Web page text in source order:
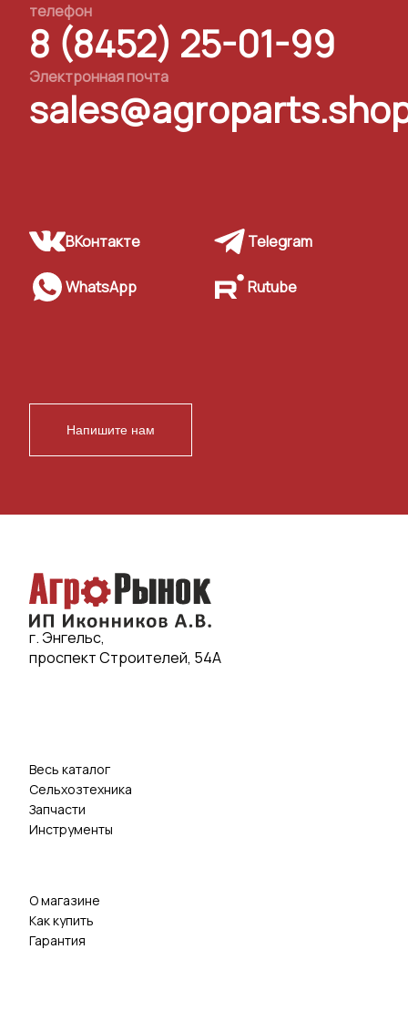
телефон
8 (8452) 25-01-99
Электронная почта
ВКонтакте Telegram
WhatsApp Rutube
Напишите нам
г. Энгельс,
проспект Строителей, 54А
Весь каталог
Сельхозтехника
Запчасти
Инструменты
О магазине
Как купить
Гарантия